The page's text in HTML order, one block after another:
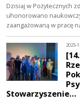
Dzisiaj w Pożytecznych
uhonorowano
zaangażowaną w pracę
2025-
Stowarzyszenie…